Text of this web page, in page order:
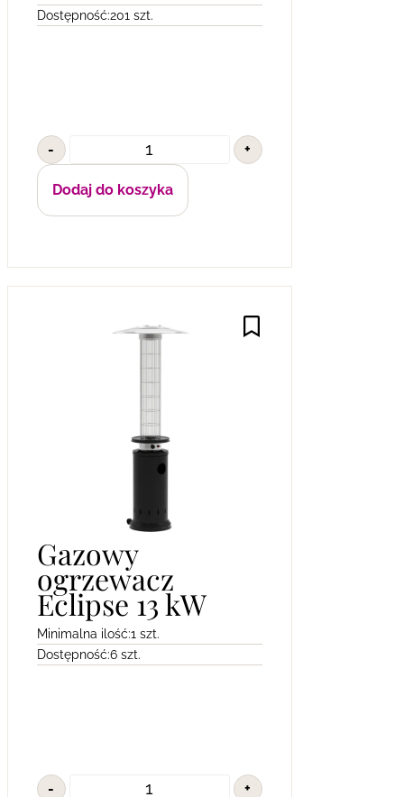
Dostępność:201 szt.
- +
Dodaj do koszyka
Gazowy
ogrzewacz
Eclipse 13 kW
Minimalna ilość:1 szt.
Dostępność:6 szt.
- +